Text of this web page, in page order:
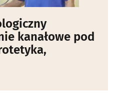
kanałowe pod